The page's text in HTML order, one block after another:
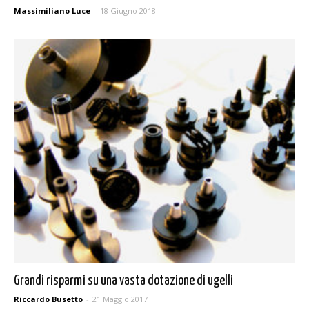
Massimiliano Luce - 18 Giugno 2018
Grandi risparmi su una vasta dotazione di ugelli
Riccardo Busetto - 21 Maggio 2017